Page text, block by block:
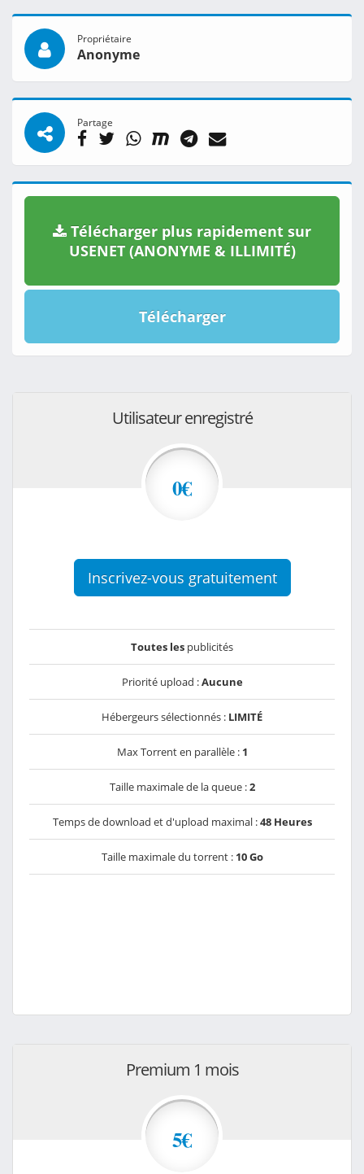
Propriétaire
Anonyme
Partage
Télécharger plus rapidement sur
USENET (ANONYME & ILLIMITÉ)
Télécharger
Utilisateur enregistré
0€
Inscrivez-vous gratuitement
Toutes les publicités
Priorité upload :Aucune
Hébergeurs sélectionnés : LIMITÉ
Max Torrent en parallèle : 1
Taille maximale de la queue :2
Temps de download et d'upload maximal :48 Heures
Taille maximale du torrent : 10 Go
Premium 1 mois
5€